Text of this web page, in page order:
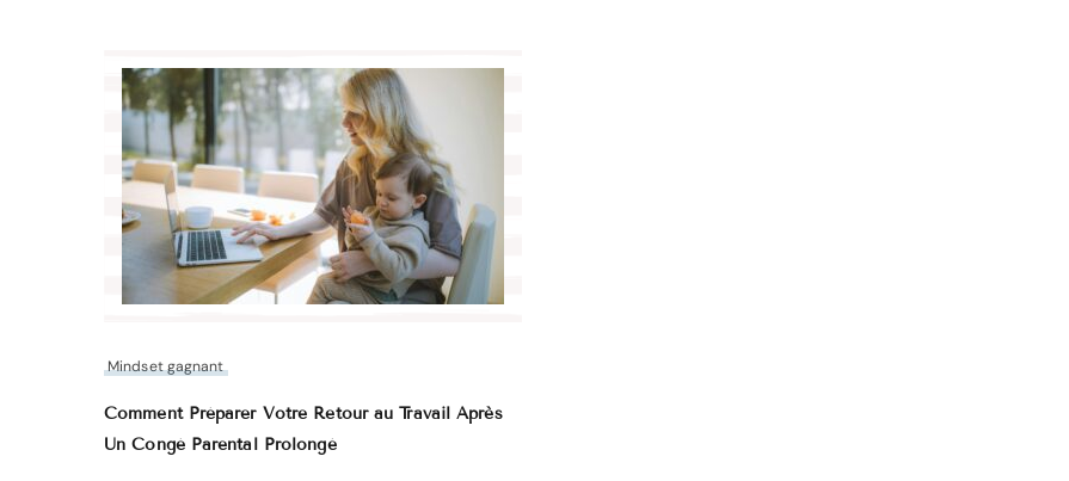
Mindset gagnant
Comment Préparer Votre Retour au Travail Après
Un Congé Parental Prolongé